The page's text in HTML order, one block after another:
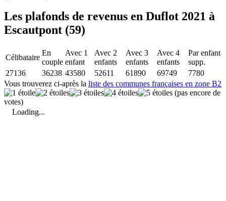
Les plafonds de revenus en Duflot 2021 à
Escautpont (59)
Célibataire
En
couple
Avec 1
enfant
Avec 2
enfants
Avec 3
enfants
Avec 4
enfants
Par enfant
supp.
27136
36238 43580 52611 61890 69749
7780
Vous trouverez ci-après la liste des communes françaises en zone B2
(pas encore de
votes)
Loading...